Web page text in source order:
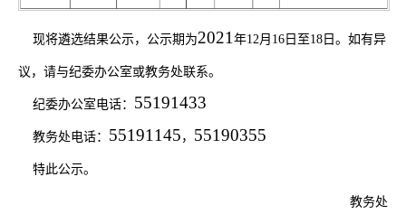
现将遴选结果公示，公示期为2021 年12月 16 日至18 日。如有异
议，请与纪委办公室或教务处联系。
纪委办公室电话： 55191433
教务处电话： 55191145 ， 55190355
特此公示。
教务处